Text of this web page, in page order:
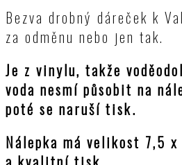
Bezva drobný dáreček k
za odměnu nebo jen tak.
Je z vinylu, takže
voda nesmí působit na
poté se naruší tisk.
Nálepka má velikost 7,5